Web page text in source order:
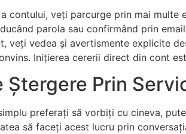
contului, veți parcurge prin mai
parola sau confirmând prin
veți vedea și avertismente explicite
Inițierea cererii direct din cont
Ștergere Prin
preferați să vorbiți cu cineva,
să faceți acest lucru prin